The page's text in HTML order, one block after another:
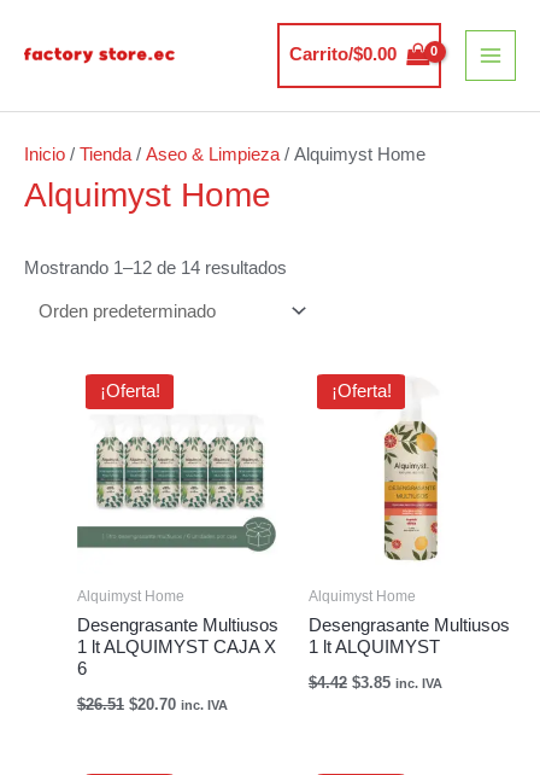
Carrito/$0.00
Inicio / Tienda / Aseo & Limpieza / Alquimyst Home
Alquimyst Home
Mostrando 1–12 de 14 resultados
¡Oferta!
Alquimyst Home
Desengrasante Multiusos
1 lt ALQUIMYST CAJA X
6
$26.51
El
precio
original
era:
$26.51.
$20.70
es:
$20.70.
inc. IVA
¡Oferta!
Alquimyst Home
Desengrasante Multiusos
1 lt ALQUIMYST
$4.42
El
precio
original
$4.42.
$3.85
El
precio
actual
es:
$3.85.
inc. IVA